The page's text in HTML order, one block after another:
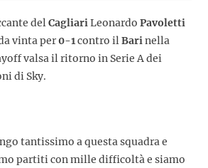
delCagliariLeonardo Pavoletti
vinta per0-1contro ilBarinella
valsa il ritorno in Serie A dei
di Sky.
tantissimo a questa squadra e
partiti con mille difficoltà e siamo